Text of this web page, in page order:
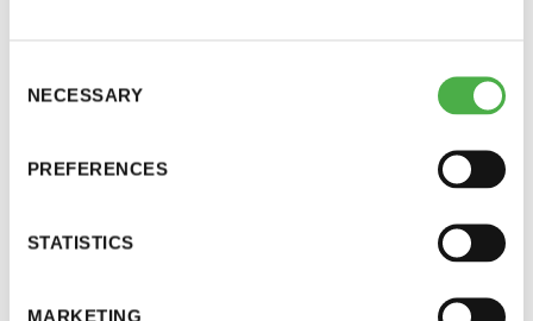
Selection
NECESSARY
PREFERENCES
STATISTICS
MARKETING
yhdistysten toiminnasta sekä halua että kykyä
Odotamme hakijoilta hyvää tietoteknistä valmiutta
sekä Microsoft Office-ympäristön osaamista. Suuri
osa kommunikaatiosta saunatoimijoiden välillä
käydään etänä johtuen vallitsevasta maailman